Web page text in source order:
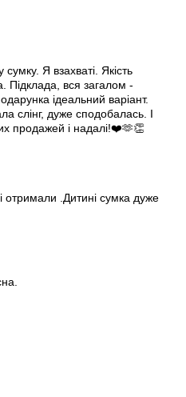
Я взахваті. Якість
Підклада, вся загалом -
ідеальний варіант.
слінг, дуже сподобалась. І
продажей і надалі!❤️🫶👏
отримали .Дитині сумка дуже